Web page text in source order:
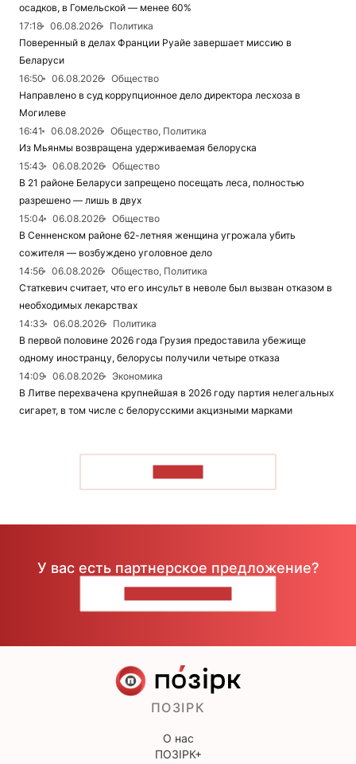
осадков, в Гомельской — менее 60%
17:18
06.08.2026
Политика
Поверенный в делах Франции Руайе завершает миссию в
Беларуси
16:50
06.08.2026
Общество
Направлено в суд коррупционное дело директора лесхоза в
Могилеве
16:41
06.08.2026
Общество, Политика
Из Мьянмы возвращена удерживаемая белоруска
15:43
06.08.2026
Общество
В 21 районе Беларуси запрещено посещать леса, полностью
разрешено — лишь в двух
15:04
06.08.2026
Общество
В Сенненском районе 62-летняя женщина угрожала убить
сожителя — возбуждено уголовное дело
14:56
06.08.2026
Общество, Политика
Статкевич считает, что его инсульт в неволе был вызван отказом в
необходимых лекарствах
14:33
06.08.2026
Политика
В первой половине 2026 года Грузия предоставила убежище
одному иностранцу, белорусы получили четыре отказа
14:09
06.08.2026
Экономика
В Литве перехвачена крупнейшая в 2026 году партия нелегальных
сигарет, в том числе с белорусскими акцизными марками
У вас есть партнерское предложение?
ПОЗІРК
О нас
ПОЗІРК+